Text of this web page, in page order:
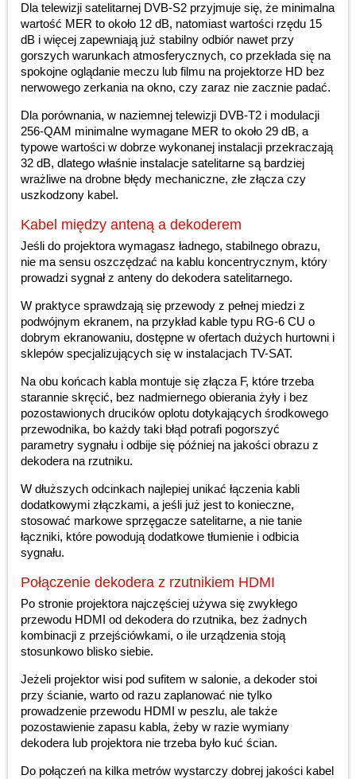
Dla telewizji satelitarnej DVB-S2 przyjmuje się, że minimalna
wartość MER to około 12 dB, natomiast wartości rzędu 15
dB i więcej zapewniają już stabilny odbiór nawet przy
gorszych warunkach atmosferycznych, co przekłada się na
spokojne oglądanie meczu lub filmu na projektorze HD bez
nerwowego zerkania na okno, czy zaraz nie zacznie padać.
Dla porównania, w naziemnej telewizji DVB-T2 i modulacji
256-QAM minimalne wymagane MER to około 29 dB, a
typowe wartości w dobrze wykonanej instalacji przekraczają
32 dB, dlatego właśnie instalacje satelitarne są bardziej
wrażliwe na drobne błędy mechaniczne, złe złącza czy
uszkodzony kabel.
Kabel między anteną a dekoderem
Jeśli do projektora wymagasz ładnego, stabilnego obrazu,
nie ma sensu oszczędzać na kablu koncentrycznym, który
prowadzi sygnał z anteny do dekodera satelitarnego.
W praktyce sprawdzają się przewody z pełnej miedzi z
podwójnym ekranem, na przykład kable typu RG-6 CU o
dobrym ekranowaniu, dostępne w ofertach dużych hurtowni i
sklepów specjalizujących się w instalacjach TV-SAT.
Na obu końcach kabla montuje się złącza F, które trzeba
starannie skręcić, bez nadmiernego obierania żyły i bez
pozostawionych drucików oplotu dotykających środkowego
przewodnika, bo każdy taki błąd potrafi pogorszyć
parametry sygnału i odbije się później na jakości obrazu z
dekodera na rzutniku.
W dłuższych odcinkach najlepiej unikać łączenia kabli
dodatkowymi złączkami, a jeśli już jest to konieczne,
stosować markowe sprzęgacze satelitarne, a nie tanie
łączniki, które powodują dodatkowe tłumienie i odbicia
sygnału.
Połączenie dekodera z rzutnikiem HDMI
Po stronie projektora najczęściej używa się zwykłego
przewodu HDMI od dekodera do rzutnika, bez żadnych
kombinacji z przejściówkami, o ile urządzenia stoją
stosunkowo blisko siebie.
Jeżeli projektor wisi pod sufitem w salonie, a dekoder stoi
przy ścianie, warto od razu zaplanować nie tylko
prowadzenie przewodu HDMI w peszlu, ale także
pozostawienie zapasu kabla, żeby w razie wymiany
dekodera lub projektora nie trzeba było kuć ścian.
Do połączeń na kilka metrów wystarczy dobrej jakości kabel